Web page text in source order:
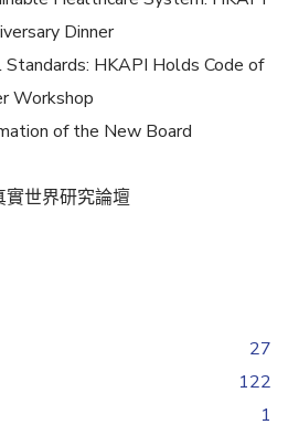
Dinner
HKAPI Holds Code of
Workshop
of the New Board
世界研究論壇
27
122
1